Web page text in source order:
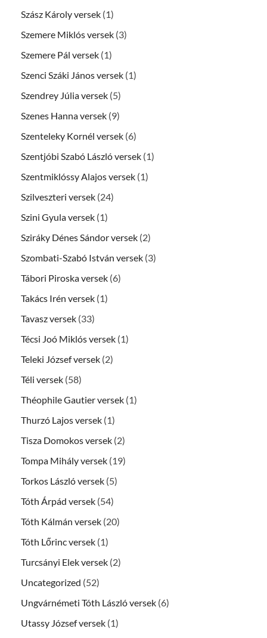
Szász Károly versek (1)
Szemere Miklós versek (3)
Szemere Pál versek (1)
Szenci Száki János versek (1)
Szendrey Júlia versek (5)
Szenes Hanna versek (9)
Szenteleky Kornél versek (6)
Szentjóbi Szabó László versek (1)
Szentmiklóssy Alajos versek (1)
Szilveszteri versek (24)
Szini Gyula versek (1)
Sziráky Dénes Sándor versek (2)
Szombati-Szabó István versek (3)
Tábori Piroska versek (6)
Takács Irén versek (1)
Tavasz versek (33)
Técsi Joó Miklós versek (1)
Teleki József versek (2)
Téli versek (58)
Théophile Gautier versek (1)
Thurzó Lajos versek (1)
Tisza Domokos versek (2)
Tompa Mihály versek (19)
Torkos László versek (5)
Tóth Árpád versek (54)
Tóth Kálmán versek (20)
Tóth Lőrinc versek (1)
Turcsányi Elek versek (2)
Uncategorized (52)
Ungvárnémeti Tóth László versek (6)
Utassy József versek (1)